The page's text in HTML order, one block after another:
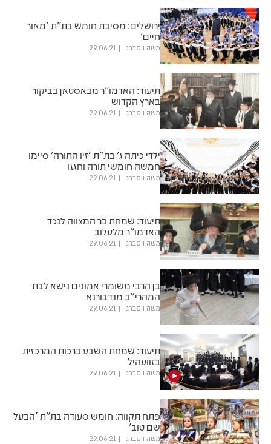
ירושלים: מסיבת חומש בת"ת 'מאור
חיים'
משה ויסברג 29.06.21
תיעוד: האדמו"ר מבאסטאן בביקור
בארץ הקדוש
משה ויסברג 29.06.21
ילדי כיתה ג' בת"ת 'זיו התורה' סיימו
חמשה חומשי תורה וחגגו
משה ויסברג 29.06.21
תיעוד: שמחת בר המצווה לנכד
האדמו"ר מלעלוב
משה ויסברג 29.06.21
בן הרבי משומרי אמונים נישא לבת
המהרי"ב מנדבורנא
משה ויסברג 29.06.21
תיעוד: שמחת השבע ברכות המרכזית
בזוועהיל
משה ויסברג 29.06.21
פתח תקווה: חומש סעודה בת"ת 'הבעל
שם טוב'
משה ויסברג 29.06.21